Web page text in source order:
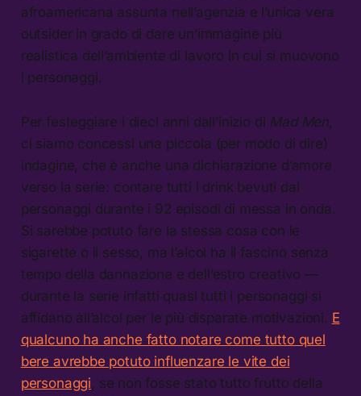
afroamericana assunta nell’agenzia e l’unica vera
outsider in grado di dare un’immagine più
realistica dell’ambiente di lavoro in cui si muovono
i personaggi.
Per festeggiare i dieci anni dall’inizio di Mad Men,
ci siamo concessi una piccola (per modo di dire)
indagine, che è anche una dichiarazione d’amore
verso la serie: contare tutti i drink bevuti dai
personaggi durante i 92 episodi di messa in onda.
Si sarebbe potuto fare la stessa cosa con le
sigarette o il sesso, ma l’alcol ha il fascino senza
tempo della dannazione e dell’estro creativo —
durante la serie infatti quasi tutti i personaggi si
affidano all’alcol per le più disparate motivazioni. E
qualcuno ha anche fatto notare come tutto quel
bere avrebbe potuto influenzare le vite dei
personaggi, se non fosse stato tutto frutto della